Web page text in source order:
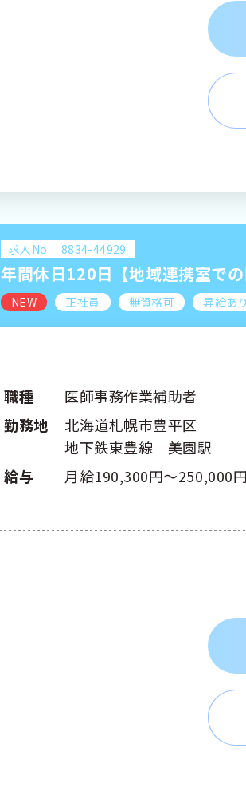
求人No 8834-44929
年間休日120日【地域連携室で
NEW 正社員 無資格可 昇給あり
職種
医師事務作業補助者
勤務地
北海道札幌市豊平区
地下鉄東豊線 美園駅
給与
月給190,300円～250,000円